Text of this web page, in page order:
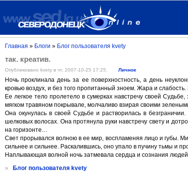
Главная » Блоги » Блог пользователя kvety
так. креатив.
Опубликовано kvety в чт, 2007-10-25 17:25. Личное
Ночь проклинала день за ее поверхностность, а день
кровью воздух, и без того пропитанный зноем. Жара и
Ее легкое тело пролетело в сумерках навстречу своей
мягком травяном покрывале, молчаливо взирая своими
Она окунулась в своей Судьбе и растворилась в
шелковых волосах. Она протянула руки навстречу свету и
на горизонте…
Свет прорывался волною в ее мир, воспламеняя лицо и губы.
сильнее и сильнее. Раскалившись, оно упало в пучину тьмы и
Наплывающая волной ночь затмевала сердца и сознания
»
Блог пользователя kvety